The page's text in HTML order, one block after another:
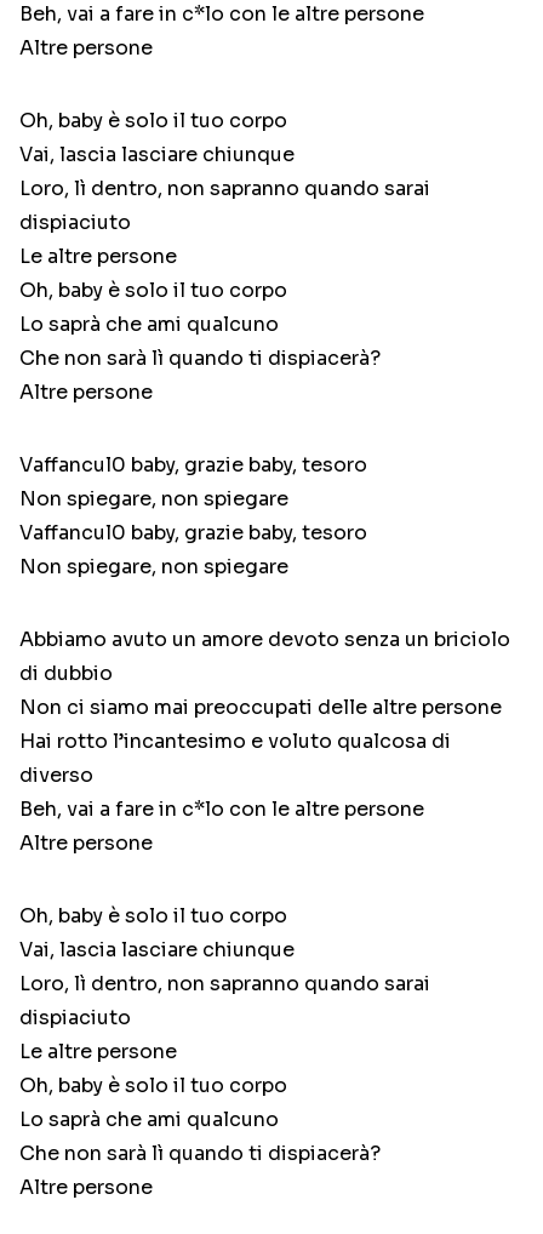
Beh, vai a fare in c*lo con le altre persone
Altre persone
Oh, baby è solo il tuo corpo
Vai, lascia lasciare chiunque
Loro, lì dentro, non sapranno quando sarai
dispiaciuto
Le altre persone
Oh, baby è solo il tuo corpo
Lo saprà che ami qualcuno
Che non sarà lì quando ti dispiacerà?
Altre persone
Vaffancul0 baby, grazie baby, tesoro
Non spiegare, non spiegare
Vaffancul0 baby, grazie baby, tesoro
Non spiegare, non spiegare
Abbiamo avuto un amore devoto senza un briciolo
di dubbio
Non ci siamo mai preoccupati delle altre persone
Hai rotto l’incantesimo e voluto qualcosa di
diverso
Beh, vai a fare in c*lo con le altre persone
Altre persone
Oh, baby è solo il tuo corpo
Vai, lascia lasciare chiunque
Loro, lì dentro, non sapranno quando sarai
dispiaciuto
Le altre persone
Oh, baby è solo il tuo corpo
Lo saprà che ami qualcuno
Che non sarà lì quando ti dispiacerà?
Altre persone